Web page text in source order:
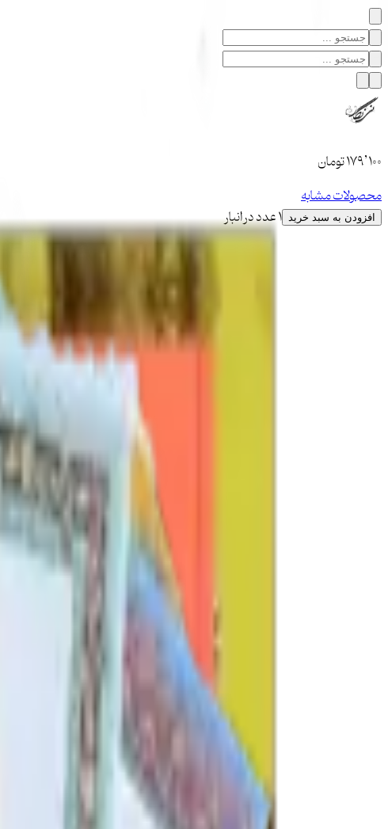
۱۷۹٬۱۰۰تومان
محصولات مشابه
افزودن به سبد خرید 1 عدد در انبار